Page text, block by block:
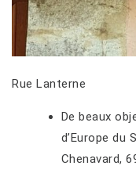
Rue Lanterne
De beaux
d’Europe du
Chenavard,